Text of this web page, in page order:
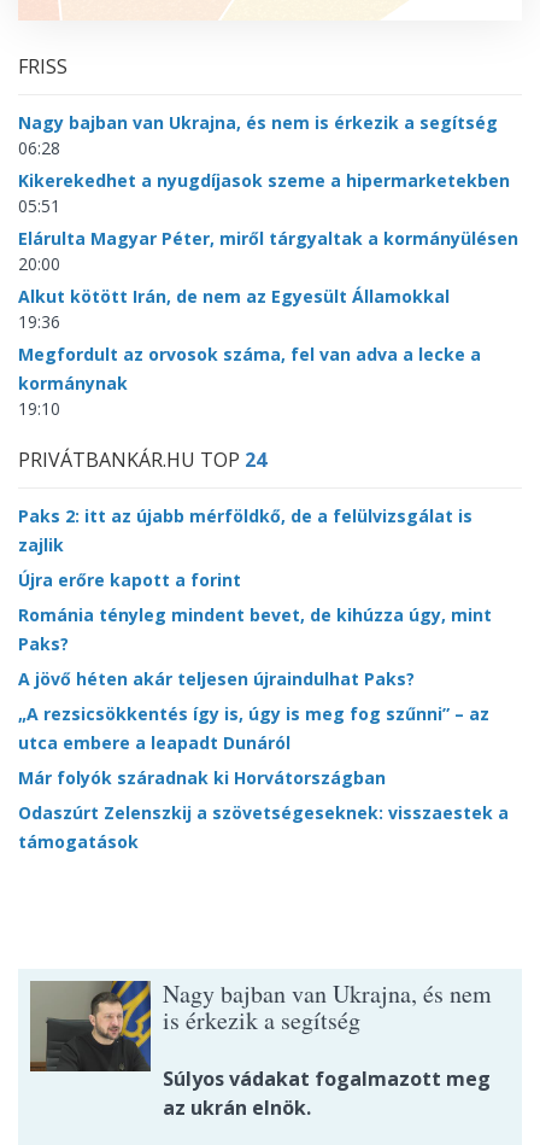
FRISS
Nagy bajban van Ukrajna, és nem is érkezik a segítség
06:28
Kikerekedhet a nyugdíjasok szeme a hipermarketekben
05:51
Elárulta Magyar Péter, miről tárgyaltak a kormányülésen
20:00
Alkut kötött Irán, de nem az Egyesült Államokkal
19:36
Megfordult az orvosok száma, fel van adva a lecke a
kormánynak
19:10
PRIVÁTBANKÁR.HU TOP 24
Paks 2: itt az újabb mérföldkő, de a felülvizsgálat is
zajlik
Újra erőre kapott a forint
Románia tényleg mindent bevet, de kihúzza úgy, mint
Paks?
A jövő héten akár teljesen újraindulhat Paks?
„A rezsicsökkentés így is, úgy is meg fog szűnni” – az
utca embere a leapadt Dunáról
Már folyók száradnak ki Horvátországban
Odaszúrt Zelenszkij a szövetségeseknek: visszaestek a
támogatások
Nagy bajban van Ukrajna, és nem
is érkezik a segítség
Súlyos vádakat fogalmazott meg
az ukrán elnök.